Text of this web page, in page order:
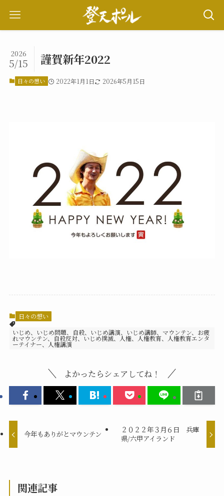
謹賀新年2022
2026
5/15
日々の想い 2022年1月1日 2026年5月15日
日々の想い
いじめ、いじめ問題、自殺、いじめ講演、いじめ講師、マウンテン、お疲
れマウンテン、自殺反対、いじめ撲滅、人権、人権教育、人権教育エンタ
ーテイナー、人権講演
よかったらシェアしてね！
今年もありがとマウンテン
２０２２年３月６日 兵庫
県/六甲アイランド
関連記事